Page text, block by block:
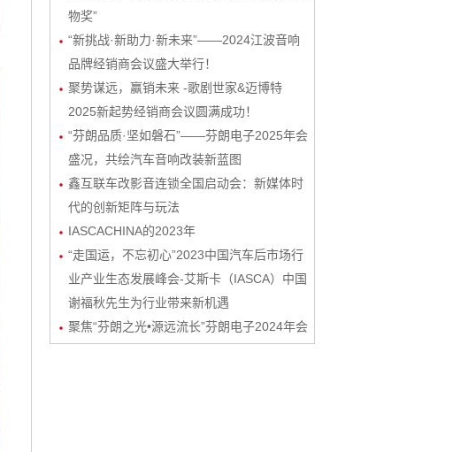
物奖”
“新挑战·新助力·新未来”——2024江波音响
品牌经销商会议盛大举行！
聚势谋远，赢销未来 -歌剧世家&迈博特
2025新起势经销商会议圆满成功！
“芬朗品质·坚如磐石”——芬朗电子2025年会
盛况，共绘汽车音响改装新蓝图
鑫互联车改影音连锁全国启动会：新媒体时
代的创新矩阵与玩法
IASCACHINA的2023年
“走国运，不忘初心”2023中国汽车后市场行
业产业生态发展峰会-艾斯卡（IASCA）中国
谢福秋先生为行业带来新机遇
聚焦“芬朗之光•源远流长”芬朗电子2024年会